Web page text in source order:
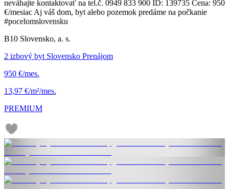
neváhajte kontaktovať na tel.č. 0949 833 900 ID: 139735 Cena: 950
€/mesiac Aj váš dom, byt alebo pozemok predáme na počkanie
#pocelomslovensku
B10 Slovensko, a. s.
2 izbový byt Slovensko Prenájom
950 €/mes.
13,97 €/m²/mes.
PREMIUM